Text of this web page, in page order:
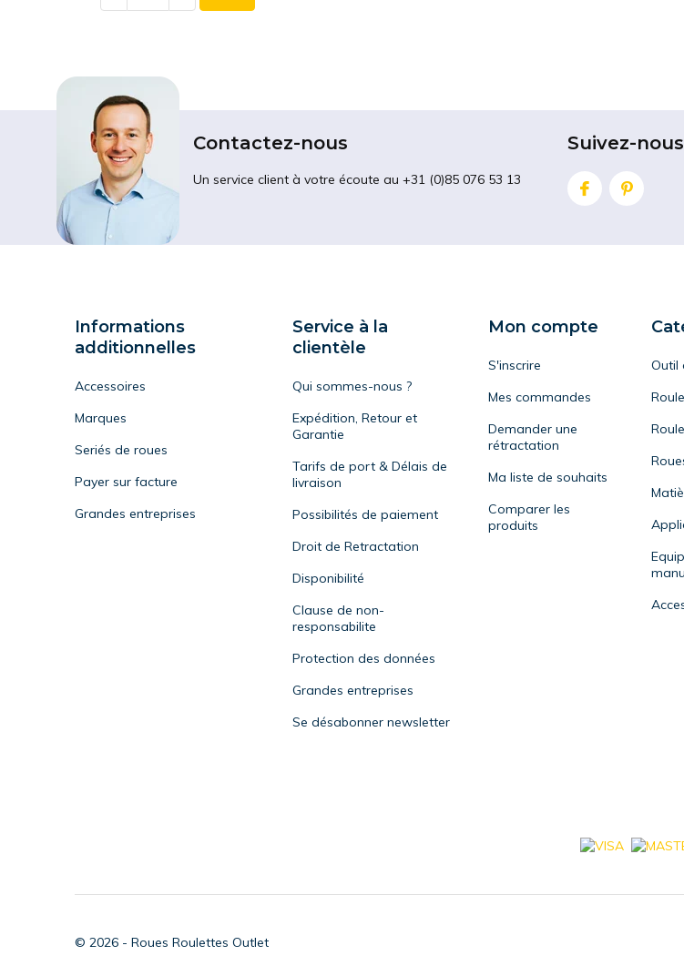
Contactez-nous
Un service client à votre écoute au +31 (0)85 076 53 13
Suivez-nous
Informations
additionnelles
Accessoires
Marques
Seriés de roues
Payer sur facture
Grandes entreprises
Service à la
clientèle
Qui sommes-nous ?
Expédition, Retour et
Garantie
Tarifs de port & Délais de
livraison
Possibilités de paiement
Droit de Retractation
Disponibilité
Clause de non-
responsabilite
Protection des données
Grandes entreprises
Se désabonner newsletter
Mon compte
S'inscrire
Mes commandes
Demander une
rétractation
Ma liste de souhaits
Comparer les
produits
Outil
© 2026 - Roues Roulettes Outlet